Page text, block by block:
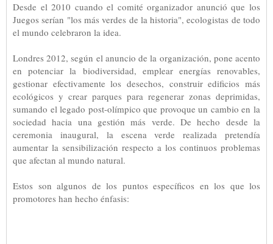
Desde el 2010 cuando el comité organizador anunció que los
Juegos serían "los más verdes de la historia", ecologistas de todo
el mundo celebraron la idea.
Londres 2012, según el anuncio de la organización, pone acento
en potenciar la biodiversidad, emplear energías renovables,
gestionar efectivamente los desechos, construir edificios más
ecológicos y crear parques para regenerar zonas deprimidas,
sumando el legado post-olímpico que provoque un cambio en la
sociedad hacia una gestión más verde. De hecho desde la
ceremonia inaugural, la escena verde realizada pretendía
aumentar la sensibilización respecto a los continuos problemas
que afectan al mundo natural.
Estos son algunos de los puntos específicos en los que los
promotores han hecho énfasis: